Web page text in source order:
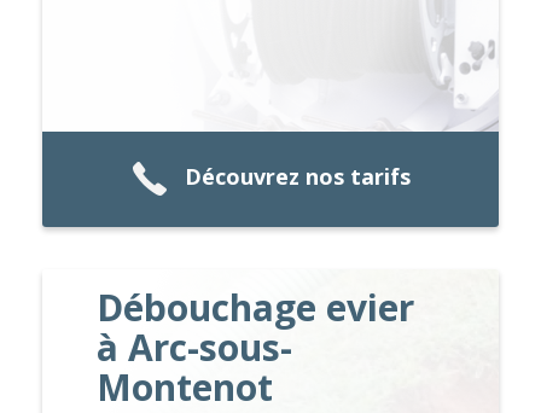
Découvrez nos tarifs
Débouchage evier
à Arc-sous-
Montenot